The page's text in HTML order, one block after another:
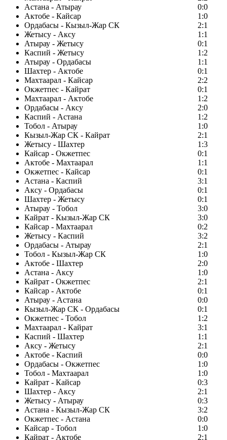
Астана - Атырау
0:0
Актобе - Кайсар
1:0
Ордабасы - Кызыл-Жар СК
2:1
Жетысу - Аксу
1:1
Атырау - Жетысу
0:1
Каспий - Жетысу
1:2
Атырау - Ордабасы
1:1
Шахтер - Актобе
0:1
Махтаарал - Кайсар
2:2
Окжетпес - Кайрат
0:1
Махтаарал - Актобе
1:2
Ордабасы - Аксу
2:0
Каспий - Астана
1:2
Тобол - Атырау
1:0
Кызыл-Жар СК - Кайрат
2:1
Жетысу - Шахтер
1:3
Кайсар - Окжетпес
0:1
Актобе - Махтаарал
1:1
Окжетпес - Кайсар
0:1
Астана - Каспий
3:1
Аксу - Ордабасы
0:1
Шахтер - Жетысу
0:1
Атырау - Тобол
3:0
Кайрат - Кызыл-Жар СК
3:0
Кайсар - Махтаарал
0:2
Жетысу - Каспий
3:2
Ордабасы - Атырау
2:1
Тобол - Кызыл-Жар СК
1:0
Актобе - Шахтер
2:0
Астана - Аксу
1:0
Кайрат - Окжетпес
2:1
Кайсар - Актобе
0:1
Атырау - Астана
0:0
Кызыл-Жар СК - Ордабасы
0:1
Окжетпес - Тобол
1:2
Махтаарал - Кайрат
3:1
Каспий - Шахтер
1:1
Аксу - Жетысу
2:1
Актобе - Каспий
0:0
Ордабасы - Окжетпес
1:0
Тобол - Махтаарал
1:0
Кайрат - Кайсар
0:3
Шахтер - Аксу
2:1
Жетысу - Атырау
0:3
Астана - Кызыл-Жар СК
3:2
Окжетпес - Астана
0:0
Кайсар - Тобол
1:0
Кайрат - Актобе
2:1